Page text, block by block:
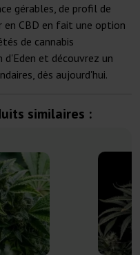
gérables, de profil de
en CBD en fait une option
de cannabis
d'Eden et découvrez un
dès aujourd'hui.
similaires :